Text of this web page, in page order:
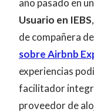
Usuario en IEBS
de compañera
sobre Airbnb
experiencias
facilitador
proveedor de